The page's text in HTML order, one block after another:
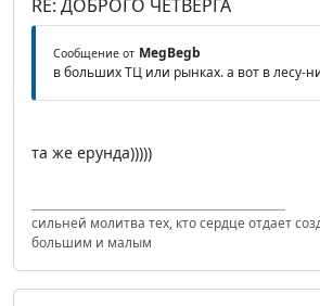
RE: ДОБРОГО ЧЕТВЕРГА
Сообщение от MegBegb
в больших ТЦ или рынках. а вот в лесу-
та же ерунда)))))
сильней молитва тех, кто сердце отдает
большим и малым